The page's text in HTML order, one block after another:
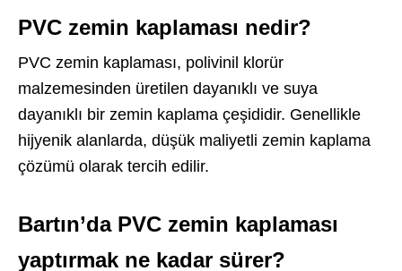
PVC zemin kaplaması nedir?
PVC zemin kaplaması, polivinil klorür
malzemesinden üretilen dayanıklı ve suya
dayanıklı bir zemin kaplama çeşididir. Genellikle
hijyenik alanlarda, düşük maliyetli zemin kaplama
çözümü olarak tercih edilir.
Bartın’da PVC zemin kaplaması
yaptırmak ne kadar sürer?